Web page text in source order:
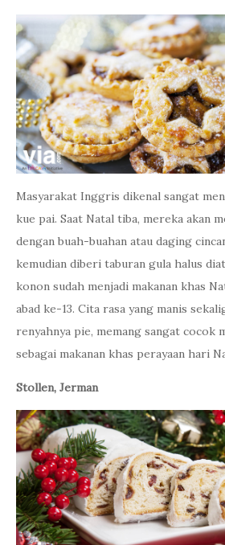
Masyarakat Inggris dikenal sangat
kue pai. Saat Natal tiba, mereka akan
dengan buah-buahan atau daging
kemudian diberi taburan gula halus
konon sudah menjadi makanan khas
abad ke-13. Cita rasa yang manis
renyahnya pie, memang sangat cocok
sebagai makanan khas perayaan hari
Stollen, Jerman